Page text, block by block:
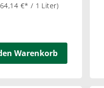
€* / 1 Liter)
Warenkorb